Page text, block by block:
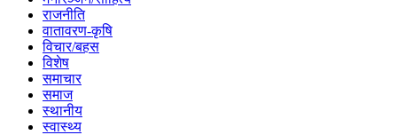
राजनीति
वातावरण-कृषि
विचार/बहस
विशेष
समाचार
समाज
स्थानीय
स्वास्थ्य